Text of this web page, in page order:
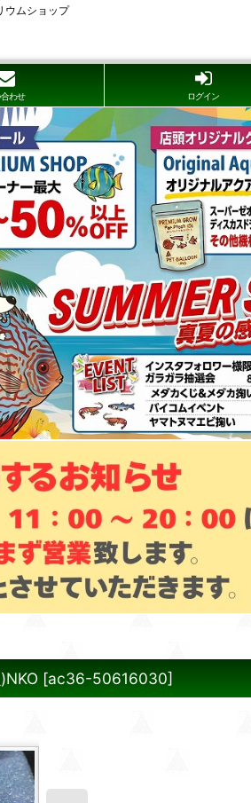
ウムショップ
わせ ログイン
[ac36-50616030]